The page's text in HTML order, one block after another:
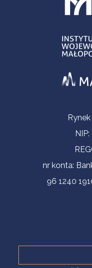
Informacje
nr konta:
96 1240